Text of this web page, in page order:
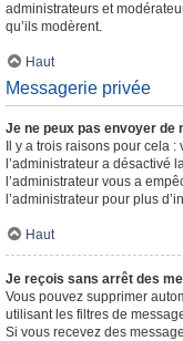
administrateurs et
qu’ils modèrent.
Haut
Messagerie privée
Je ne peux pas envoyer de
Il y a trois raisons pour cela
l’administrateur a désactivé
l’administrateur vous a
l’administrateur pour plus
Haut
Je reçois sans arrêt des
Vous pouvez supprimer
utilisant les filtres de
Si vous recevez des